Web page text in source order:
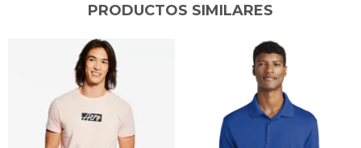
PRODUCTOS SIMILARES